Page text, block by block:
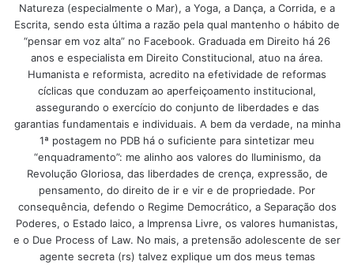
Natureza (especialmente o Mar), a Yoga, a Dança, a Corrida, e a
Escrita, sendo esta última a razão pela qual mantenho o hábito de
“pensar em voz alta” no Facebook. Graduada em Direito há 26
anos e especialista em Direito Constitucional, atuo na área.
Humanista e reformista, acredito na efetividade de reformas
cíclicas que conduzam ao aperfeiçoamento institucional,
assegurando o exercício do conjunto de liberdades e das
garantias fundamentais e individuais. A bem da verdade, na minha
1ª postagem no PDB há o suficiente para sintetizar meu
“enquadramento”: me alinho aos valores do Iluminismo, da
Revolução Gloriosa, das liberdades de crença, expressão, de
pensamento, do direito de ir e vir e de propriedade. Por
consequência, defendo o Regime Democrático, a Separação dos
Poderes, o Estado laico, a Imprensa Livre, os valores humanistas,
e o Due Process of Law. No mais, a pretensão adolescente de ser
agente secreta (rs) talvez explique um dos meus temas